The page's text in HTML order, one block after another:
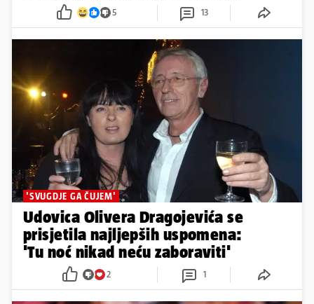
5 13
'SVUGDJE GA ČUJEM'
Udovica Olivera Dragojevića se
prisjetila najljepših uspomena:
'Tu noć nikad neću zaboraviti'
2 1